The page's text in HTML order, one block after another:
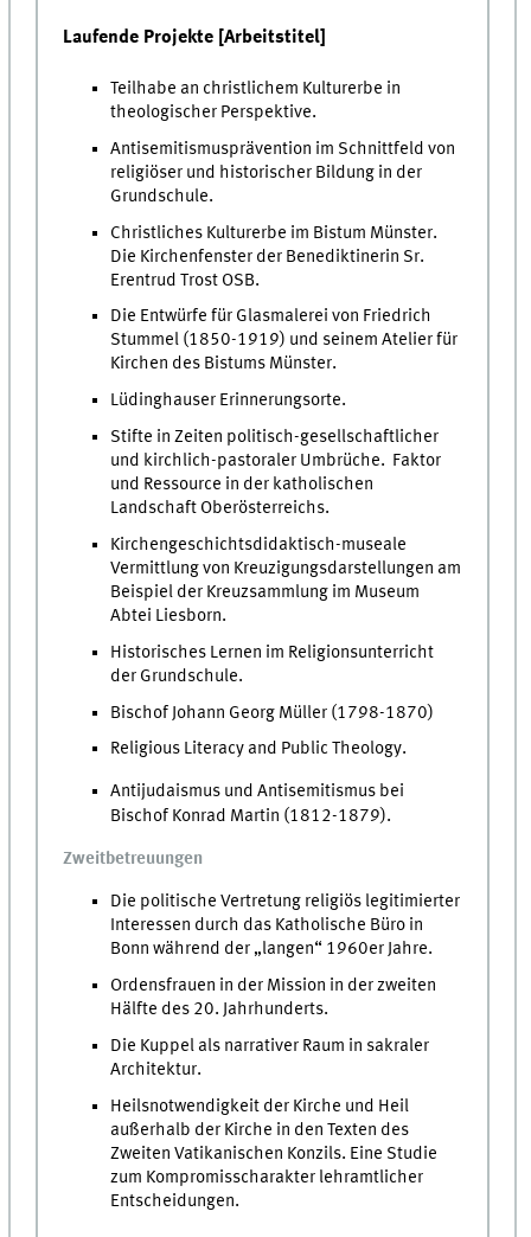
Laufende Projekte [Arbeitstitel]
Teilhabe an christlichem Kulturerbe in
theologischer Perspektive.
Antisemitismusprävention im Schnittfeld von
religiöser und historischer Bildung in der
Grundschule.
Christliches Kulturerbe im Bistum Münster.
Die Kirchenfenster der Benediktinerin Sr.
Erentrud Trost OSB.
Die Entwürfe für Glasmalerei von Friedrich
Stummel (1850-1919) und seinem Atelier für
Kirchen des Bistums Münster.
Lüdinghauser Erinnerungsorte.
Stifte in Zeiten politisch-gesellschaftlicher
und kirchlich-pastoraler Umbrüche. Faktor
und Ressource in der katholischen
Landschaft Oberösterreichs.
Kirchengeschichtsdidaktisch-museale
Vermittlung von Kreuzigungsdarstellungen am
Beispiel der Kreuzsammlung im Museum
Abtei Liesborn.
Historisches Lernen im Religionsunterricht
der Grundschule.
Bischof Johann Georg Müller (1798-1870)
Religious Literacy and Public Theology.
Antijudaismus und Antisemitismus bei
Bischof Konrad Martin (1812-1879).
Zweitbetreuungen
Die politische Vertretung religiös legitimierter
Interessen durch das Katholische Büro in
Bonn während der „langen“ 1960er Jahre.
Ordensfrauen in der Mission in der zweiten
Hälfte des 20. Jahrhunderts.
Die Kuppel als narrativer Raum in sakraler
Architektur.
Heilsnotwendigkeit der Kirche und Heil
außerhalb der Kirche in den Texten des
Zweiten Vatikanischen Konzils. Eine Studie
zum Kompromisscharakter lehramtlicher
Entscheidungen.